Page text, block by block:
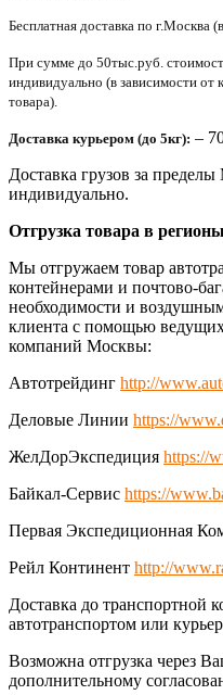
Бесплатная доставка по
При сумме до 50тыс.руб.
индивидуально (в зависимости от
товара).
Доставка курьером (до 5кг): –
Доставка грузов за
индивидуально.
Отгрузка товара в
Мы отгружаем товар
контейнерами и почтово-
необходимости и
клиента с помощью
компаний Москвы:
Автотрейдинг http://
Деловые Линии https://
ЖелДорЭкспедиция https://
Байкал-Сервис https://
Первая Экспедиционная
Рейл Континент http://
Доставка до
автотранспортом или
Возможна отгрузка через
дополнительному